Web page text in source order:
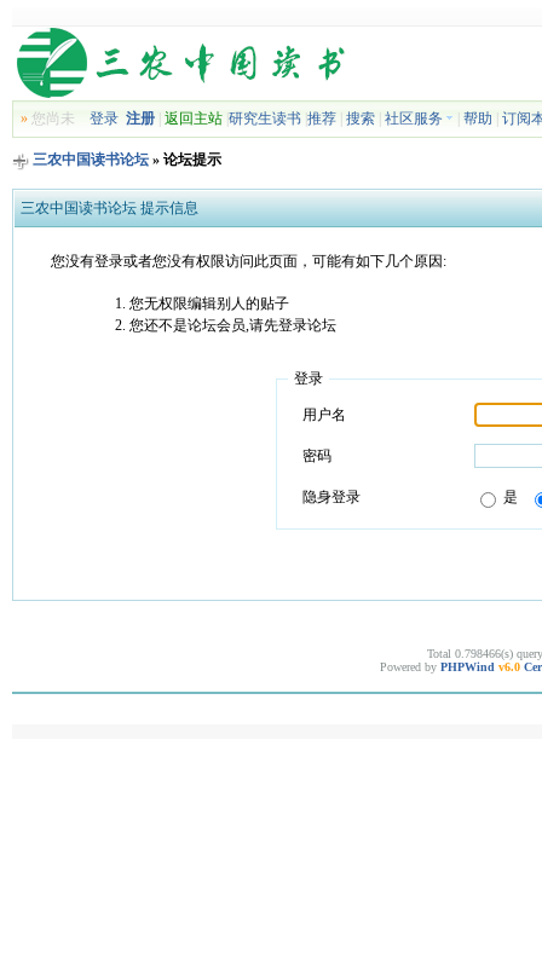
»您尚未 登录 注册| 返回主站| 研究生读书| 推荐| 搜索| 社区服务 帮助 订阅
三农中国读书论坛» 论坛提示
三农中国读书论坛 提示信息
您没有登录或者您没有权限访问此页面，可能有如下几个原因:
您无权限编辑别人的贴子
您还不是论坛会员,请先登录论坛
登录
用户名
密码
隐身登录 是
Total 0.798466(s)
Powered by PHPWind v6.0